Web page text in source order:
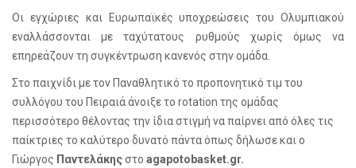
Οι εγχώριες και Ευρωπαϊκές υποχρεώσεις του Ολυμπιακού
εναλλάσσονται με ταχύτατους ρυθμούς χωρίς όμως να
επηρεάζουν τη συγκέντρωση κανενός στην ομάδα.
Στο παιχνίδι με τον Παναθλητικό το προπονητικό τιμ του
συλλόγου του Πειραιά άνοιξε το rotation της ομάδας
περισσότερο θέλοντας την ίδια στιγμή να παίρνει από όλες τις
παίκτριες το καλύτερο δυνατό πάντα όπως δήλωσε και ο
Γιώργος Παντελάκηςστο agapotobasket.gr.